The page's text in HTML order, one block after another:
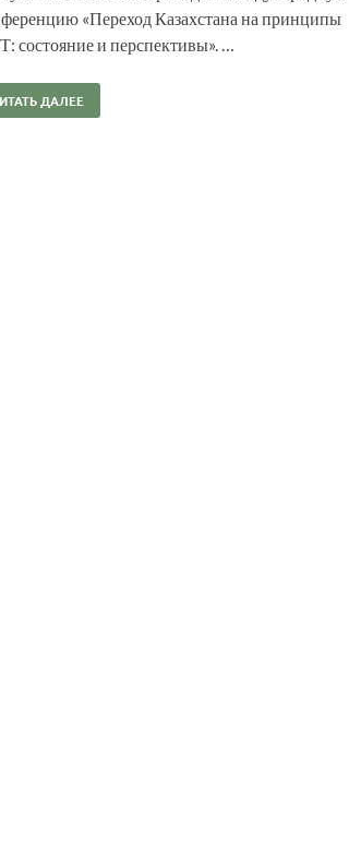
«Переход Казахстана на принципы
состояние и перспективы». …
ДАЛЕЕ